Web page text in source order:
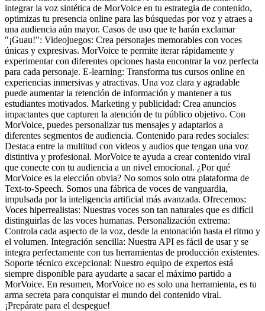
integrar la voz sintética de MorVoice en tu estrategia de contenido,
optimizas tu presencia online para las búsquedas por voz y atraes a
una audiencia aún mayor. Casos de uso que te harán exclamar
"¡Guau!": Videojuegos: Crea personajes memorables con voces
únicas y expresivas. MorVoice te permite iterar rápidamente y
experimentar con diferentes opciones hasta encontrar la voz perfecta
para cada personaje. E-learning: Transforma tus cursos online en
experiencias inmersivas y atractivas. Una voz clara y agradable
puede aumentar la retención de información y mantener a tus
estudiantes motivados. Marketing y publicidad: Crea anuncios
impactantes que capturen la atención de tu público objetivo. Con
MorVoice, puedes personalizar tus mensajes y adaptarlos a
diferentes segmentos de audiencia. Contenido para redes sociales:
Destaca entre la multitud con videos y audios que tengan una voz
distintiva y profesional. MorVoice te ayuda a crear contenido viral
que conecte con tu audiencia a un nivel emocional. ¿Por qué
MorVoice es la elección obvia? No somos solo otra plataforma de
Text-to-Speech. Somos una fábrica de voces de vanguardia,
impulsada por la inteligencia artificial más avanzada. Ofrecemos:
Voces hiperrealistas: Nuestras voces son tan naturales que es difícil
distinguirlas de las voces humanas. Personalización extrema:
Controla cada aspecto de la voz, desde la entonación hasta el ritmo y
el volumen. Integración sencilla: Nuestra API es fácil de usar y se
integra perfectamente con tus herramientas de producción existentes.
Soporte técnico excepcional: Nuestro equipo de expertos está
siempre disponible para ayudarte a sacar el máximo partido a
MorVoice. En resumen, MorVoice no es solo una herramienta, es tu
arma secreta para conquistar el mundo del contenido viral.
¡Prepárate para el despegue!